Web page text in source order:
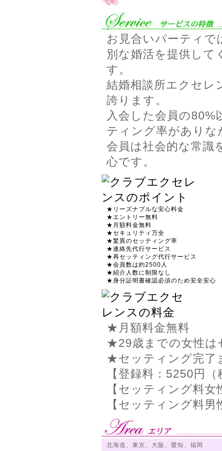
お見合いパーティで
別な婚活を提供して
す。
結婚相談所エクセレ
誇ります。
入会した会員の80%
ティング率がありな
会員は社会的な常識
心です。
★リーズナブルな安心料金
★エントリー無料
★月額料金無料
★セキュリティ万全
★驚異のセッティング率
★連絡先代行サービス
★再セッティング代行サービス
★会員数は約2500人
★紹介人数に制限なし
★身分証明書確認必須のため安全安心
★月額料金無料
★29歳までの女性は
★セッティング完了
【登録料：5250円
【セッティング料
【セッティング料
北海道、東京、大阪、愛知、福岡